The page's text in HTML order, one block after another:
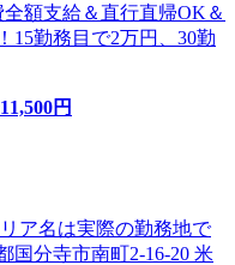
額支給＆直行直帰OK＆
15勤務目で2万円、30勤
11,500円
ア名は実際の勤務地で
国分寺市南町2-16-20 米